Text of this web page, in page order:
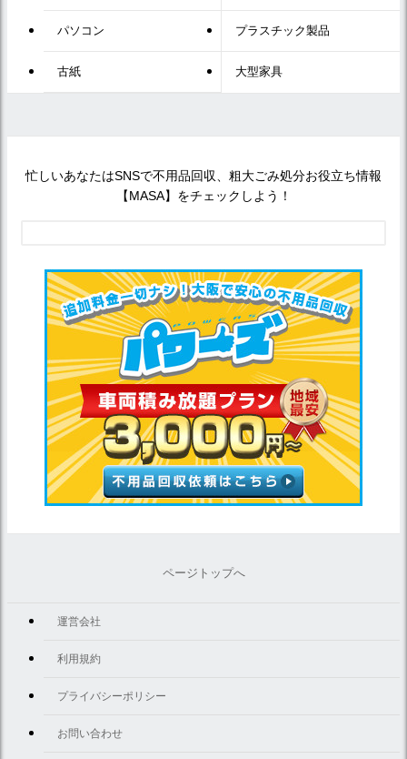
パソコン プラスチック製品
古紙 大型家具
忙しいあなたはSNSで不用品回収、粗大ごみ処分お役立ち情報
【MASA】をチェックしよう！
ページトップへ
運営会社
利用規約
プライバシーポリシー
お問い合わせ